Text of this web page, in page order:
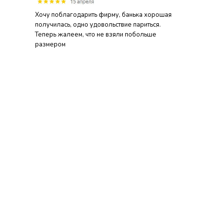
Хочу поблагодарить фирму, банька хорошая
получилась, одно удовольствие париться.
Теперь жалеем, что не взяли побольше
размером